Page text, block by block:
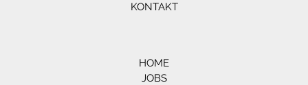
KONTAKT
HOME
JOBS